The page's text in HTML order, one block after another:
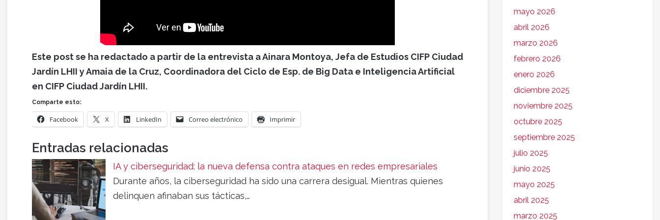
Este post se ha redactado a partir de la entrevista a Ainara Montoya, Jefa de Estudios CIFP Ciudad
Jardín LHII y Amaia de la Cruz, Coordinadora del Ciclo de Esp. de Big Data e Inteligencia Artificial
en CIFP Ciudad Jardín LHII.
Comparte esto:
Facebook X LinkedIn Correo electrónico Imprimir
Entradas relacionadas
IA y ciberseguridad: la nueva defensa contra ataques en redes empresariales
Durante años, la ciberseguridad ha sido una carrera desigual. Mientras quienes
delinquen afinaban sus tácticas,…
mayo 2026
abril 2026
marzo 2026
febrero 2026
enero 2026
diciembre 2025
noviembre 2025
octubre 2025
septiembre 2025
julio 2025
junio 2025
mayo 2025
abril 2025
marzo 2025